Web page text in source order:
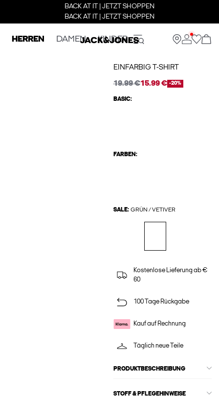
BACK AT IT | JETZT SHOPPEN
BACK AT IT | JETZT SHOPPEN
HERREN DAMEN KINDER
EINFARBIG T-SHIRT
19.99 €15.99 € -20%
BASIC:
FARBEN:
SALE: GRÜN / VETIVER
Kostenlose Lieferung ab €
60
100 Tage Rückgabe
Kauf auf Rechnung
Täglich neue Teile
PRODUKTBESCHREIBUNG
STOFF & PFLEGEHINWEISE